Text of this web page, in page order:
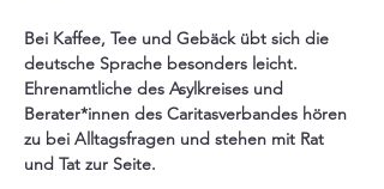
Bei Kaffee, Tee und Gebäck übt sich die
deutsche Sprache besonders leicht.
Ehrenamtliche des Asylkreises und
Berater*innen des Caritasverbandes hören
zu bei Alltagsfragen und stehen mit Rat
und Tat zur Seite.